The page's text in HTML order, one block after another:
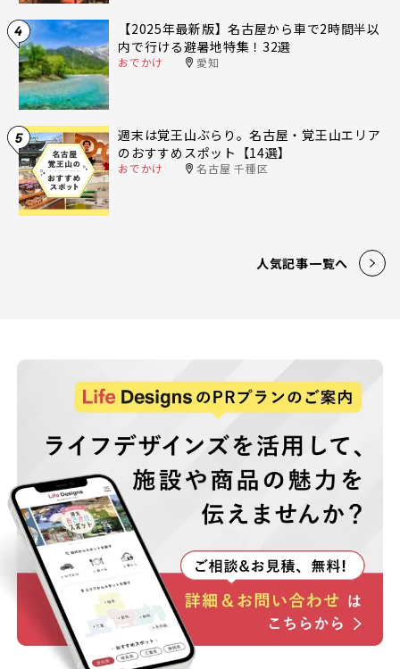
4
【2025年最新版】名古屋から車で2時間半以
内で行ける避暑地特集！32選
おでかけ 愛知
5
週末は覚王山ぶらり。名古屋・覚王山エリア
のおすすめスポット【14選】
おでかけ 名古屋 千種区
人気記事一覧へ